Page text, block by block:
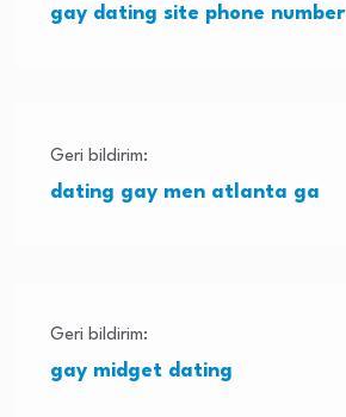
gay dating site phone number
Geri bildirim:
dating gay men atlanta ga
Geri bildirim:
gay midget dating